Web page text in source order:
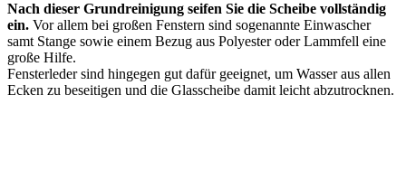
Nach dieser Grundreinigung seifen Sie die Scheibe vollständig
ein. Vor allem bei großen Fenstern sind sogenannte Einwascher
samt Stange sowie einem Bezug aus Polyester oder Lammfell eine
große Hilfe.
Fensterleder sind hingegen gut dafür geeignet, um Wasser aus allen
Ecken zu beseitigen und die Glasscheibe damit leicht abzutrocknen.